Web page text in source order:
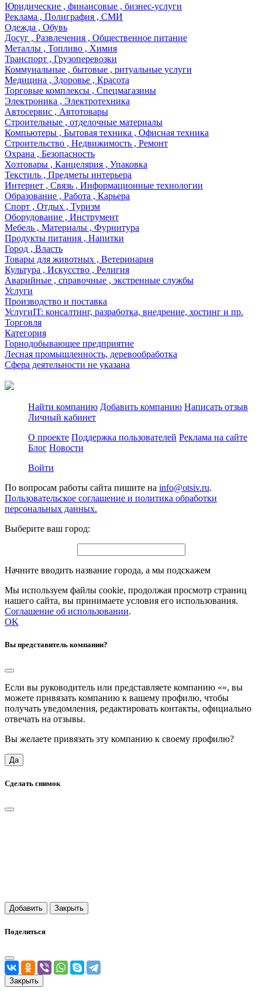
Юридические , финансовые , бизнес-услуги
Реклама , Полиграфия , СМИ
Одежда , Обувь
Досуг , Развлечения , Общественное питание
Металлы , Топливо , Химия
Транспорт , Грузоперевозки
Коммунальные , бытовые , ритуальные услуги
Медицина , Здоровье , Красота
Торговые комплексы , Спецмагазины
Электроника , Электротехника
Автосервис , Автотовары
Строительные , отделочные материалы
Компьютеры , Бытовая техника , Офисная техника
Строительство , Недвижимость , Ремонт
Охрана , Безопасность
Хозтовары , Канцелярия , Упаковка
Текстиль , Предметы интерьера
Интернет , Связь , Информационные технологии
Образование , Работа , Карьера
Спорт , Отдых , Туризм
Оборудование , Инструмент
Мебель , Материалы , Фурнитура
Продукты питания , Напитки
Город , Власть
Товары для животных , Ветеринария
Культура , Искусство , Религия
Аварийные , справочные , экстренные службы
Услуги
Производство и поставка
УслугиIT: консалтинг, разработка, внедрение, хостинг и пр.
Торговля
Категория
Горнодобывающее предприятие
Лесная промышленность, деревообработка
Сфера деятельности не указана
Найти компанию Добавить компанию Написать отзыв
Личный кабинет
О проекте Поддержка пользователей Реклама на сайте
Блог Новости
Войти
По вопросам работы сайта пишите на info@otsiv.ru.
Пользовательское соглашение и политика обработки
персональных данных.
Выберите ваш город:
Начните вводить название города, а мы подскажем
Мы используем файлы cookie, продолжая просмотр страниц
нашего сайта, вы принимаете условия его использования.
Соглашение об использовании.
OK
Вы представитель компании?
Если вы руководитель или представляете компанию «», вы
можете привязать компанию к вашему профилю, чтобы
получать уведомления, редактировать контакты, официально
отвечать на отзывы.
Вы желаете привязать эту компанию к своему профилю?
Да
Сделать снимок
Добавить Закрыть
Поделиться
Закрыть